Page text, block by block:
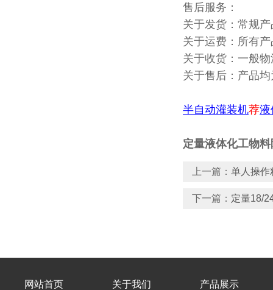
售后服务：
关于发货：常规
关于运费：所有
关于收货：一般
关于售后：产品
半自动灌装机荐液
定量液体化工物
上一篇： 单人操作
下一篇： 定量18/
网站首页 关于我们 产品展示